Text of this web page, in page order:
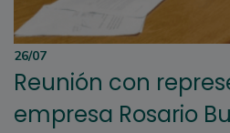
26/07
Reunión con
empresa Rosario